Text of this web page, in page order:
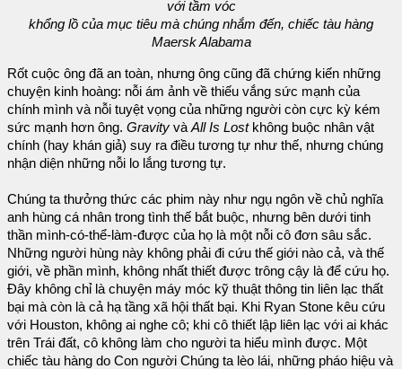
với tầm vóc
khổng lồ của mục tiêu mà chúng nhắm đến, chiếc tàu hàng
Maersk Alabama
Rốt cuộc ông đã an toàn, nhưng ông cũng đã chứng kiến những
chuyện kinh hoàng: nỗi ám ảnh về thiếu vắng sức mạnh của
chính mình và nỗi tuyệt vọng của những người còn cực kỳ kém
sức mạnh hơn ông. Gravity và All Is Lostkhông buộc nhân vật
chính (hay khán giả) suy ra điều tương tự như thế, nhưng chúng
nhận diện những nỗi lo lắng tương tự.
Chúng ta thưởng thức các phim này như ngụ ngôn về chủ nghĩa
anh hùng cá nhân trong tình thế bắt buộc, nhưng bên dưới tinh
thần mình-có-thể-làm-được của họ là một nỗi cô đơn sâu sắc.
Những người hùng này không phải đi cứu thế giới nào cả, và thế
giới, về phần mình, không nhất thiết được trông cậy là để cứu họ.
Đây không chỉ là chuyện máy móc kỹ thuật thông tin liên lạc thất
bại mà còn là cả hạ tầng xã hội thất bại. Khi Ryan Stone kêu cứu
với Houston, không ai nghe cô; khi cô thiết lập liên lạc với ai khác
trên Trái đất, cô không làm cho người ta hiểu mình được. Một
chiếc tàu hàng do Con người Chúng ta lèo lái, những pháo hiệu và